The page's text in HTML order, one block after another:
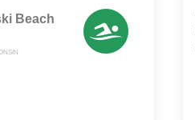
Beach